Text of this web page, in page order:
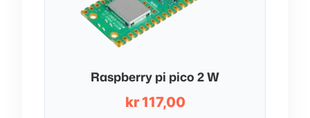
Raspberry pi pico 2 W
kr117,00